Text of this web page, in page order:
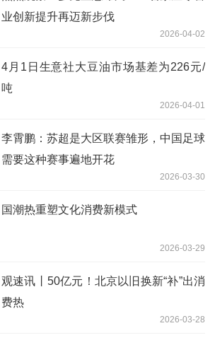
业创新提升再迈新步伐
2026-04-02
4月1日生意社大豆油市场基差为226元/
吨
2026-04-01
李霄鹏：苏超是大区联赛雏形，中国足球
需要这种赛事遍地开花
2026-03-30
国潮热重塑文化消费新模式
2026-03-29
观速讯丨50亿元！北京以旧换新“补”出消
费热
2026-03-28